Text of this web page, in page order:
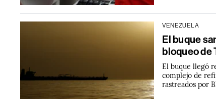
VENEZUELA
El buque
bloqueo de
El buque llegó
complejo de
rastreados por